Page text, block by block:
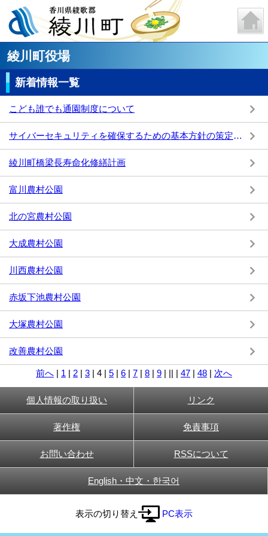
綾川町役場
新着情報一覧
こども誰でも通園制度について
サイバーセキュリティを確保するための基本方針の策定について
綾川町橋梁長寿命化修繕計画
富川農村公園
北の宮農村公園
大成農村公園
川西農村公園
赤坂下池農村公園
大塚農村公園
改善農村公園
前へ | 1 | 2 | 3 | 4 | 5 | 6 | 7 | 8 | 9 | || | 47 | 48 | 次へ
個人情報の取り扱い リンク
著作権 免責事項
お問い合わせ RSSについて
English・中文・한국어
表示の切り替え PC表示